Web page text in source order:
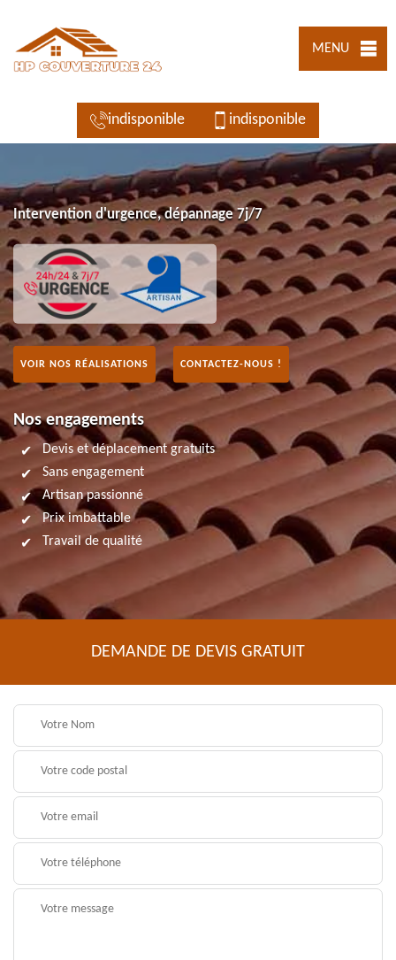
MENU
indisponible indisponible
Intervention d'urgence, dépannage 7j/7
VOIR NOS RÉALISATIONS CONTACTEZ-NOUS !
Nos engagements
Devis et déplacement gratuits
Sans engagement
Artisan passionné
Prix imbattable
Travail de qualité
DEMANDE DE DEVIS GRATUIT